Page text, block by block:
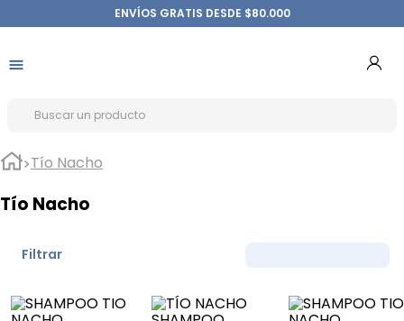
ENVÍOS GRATIS DESDE $80.000
Tío Nacho
Tío Nacho
Filtrar